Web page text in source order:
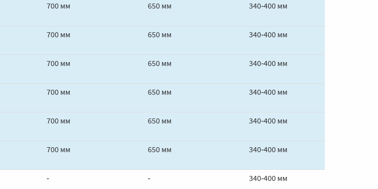
700 мм 650 мм 340‑400 мм
700 мм 650 мм 340‑400 мм
700 мм 650 мм 340‑400 мм
700 мм 650 мм 340‑400 мм
700 мм 650 мм 340‑400 мм
700 мм 650 мм 340‑400 мм
‑ ‑ 340‑400 мм